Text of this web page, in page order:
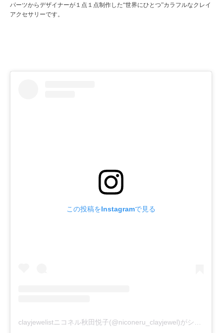
パーツからデザイナーが１点１点制作した“世界にひとつ”カラフルなクレイ
アクセサリーです。
この投稿をInstagramで見る
clayjewelistニコネル秋田悦子(@niconeru_clayjewel)がシェアした投稿